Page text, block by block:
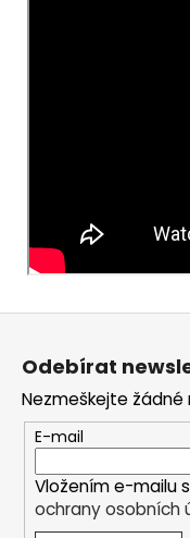
Z
Odebírat
Nezmeškejte žádné
E-mail
Vložením e-mailu
ochrany osobních